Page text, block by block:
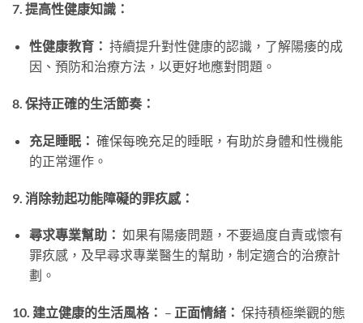
7. 提高性健康知識：
性健康教育： 持續提升對性健康的認識，了解陽痿的成
因、預防和治療方法，以更好地應對問題。
8. 保持正確的生活節奏：
充足睡眠： 確保每晚充足的睡眠，有助於身體和性機能
的正常運作。
9. 消除勃起功能障礙的罪疚感：
尋求專業幫助： 如果有陽痿問題，不要過度自責或懷有
罪疚感，及早尋求專業醫生的幫助，制定適合的治療計
劃。
10. 建立健康的生活風格： – 正面情緒： 保持積極樂觀的態